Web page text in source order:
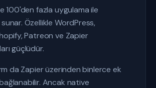
100'den fazla uygulama ile
Özellikle WordPress,
Patreon ve Zapier
güçlüdür.
da Zapier üzerinden binlerce ek
Ancak native